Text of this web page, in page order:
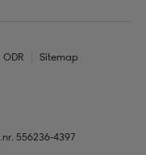
ODR Sitemap
556236-4397